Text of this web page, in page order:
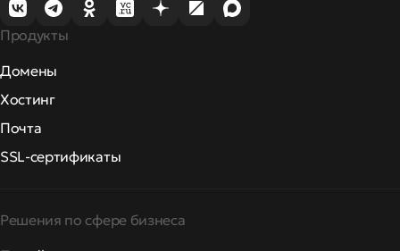
Продукты
Домены
Хостинг
Почта
SSL-сертификаты
Решения по сфере бизнеса